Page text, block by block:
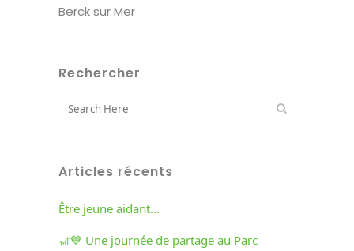
Berck sur Mer
Rechercher
Articles récents
Être jeune aidant…
🎢💙 Une journée de partage au Parc